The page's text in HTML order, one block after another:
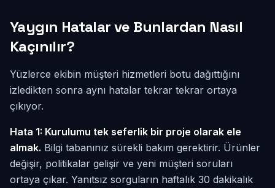
Yaygın Hatalar ve Bunlardan Nasıl
Kaçınılır?
Yüzlerce ekibin müşteri hizmetleri botu dağıttığını
izledikten sonra aynı hatalar tekrar tekrar ortaya
çıkıyor.
Hata 1: Kurulumu tek seferlik bir proje olarak ele
almak. Bilgi tabanınız sürekli bakım gerektirir. Ürünler
değişir, politikalar gelişir ve yeni müşteri soruları
ortaya çıkar. Yanıtsız sorguların haftalık 30 dakikalık